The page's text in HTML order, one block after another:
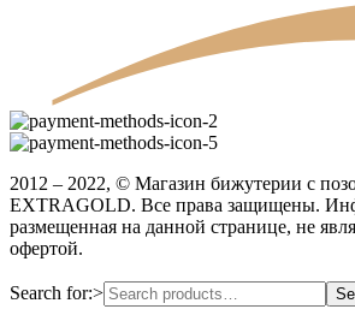
2012 – 2022, © Магазин бижутерии с
EXTRAGOLD. Все права защищены.
размещенная на данной странице, не
офертой.
Search for:>